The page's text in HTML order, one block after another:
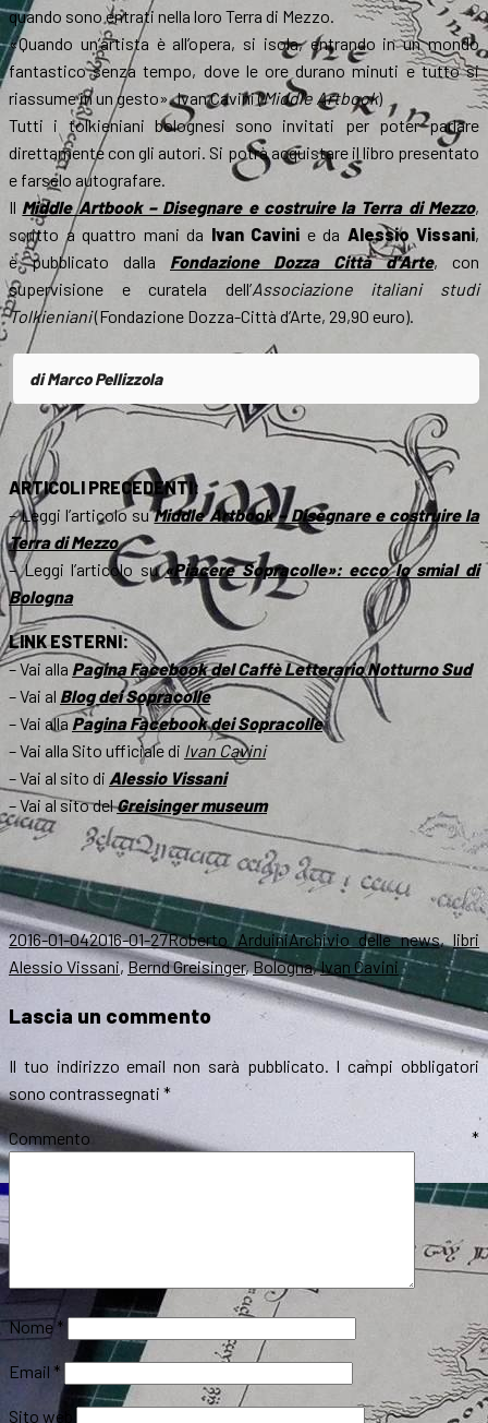
quando sono entrati nella loro Terra di Mezzo.
«Quando un’artista è all’opera, si isola, entrando in un mondo
fantastico senza tempo, dove le ore durano minuti e tutto si
riassume in un gesto». Ivan Cavini (Middle Artbook)
Tutti i tolkieniani bolognesi sono invitati per poter parlare
direttamente con gli autori. Si potrà acquistare il libro presentato
e farselo autografare.
Il Middle Artbook – Disegnare e costruire la Terra di Mezzo,
scritto a quattro mani da Ivan Cavini e da Alessio Vissani,
è pubblicato dalla Fondazione Dozza Città d’Arte, con
supervisione e curatela dell’Associazione italiani studi
Tolkieniani(Fondazione Dozza-Città d’Arte, 29,90 euro).
di Marco Pellizzola
ARTICOLI PRECEDENTI:
– Leggi l’articolo suMiddle Artbook – Disegnare e costruire la
Terra di Mezzo
– Leggi l’articolo su«Piacere Sopracolle»: ecco lo smial di
Bologna
LINK ESTERNI:
– Vai alla Pagina Facebook del Caffè Letterario Notturno Sud
– Vai al Blog dei Sopracolle
– Vai alla Pagina Facebook dei Sopracolle
– Vai alla Sito ufficiale di Ivan Cavini
– Vai al sito di Alessio Vissani
– Vai al sito delGreisinger museum
Scritto
il
2016-01-042016-01-27Autore
Roberto ArduiniCategorie
Archivio delle news, libri
Alessio Vissani,Bernd Greisinger, Bologna,Ivan Cavini
Lascia un commento
Il tuo indirizzo email non sarà pubblicato. I campi obbligatori
sono contrassegnati *
Commento *
Nome*
Email *
Sito web